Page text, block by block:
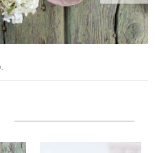
OGRODU
APTECZKA